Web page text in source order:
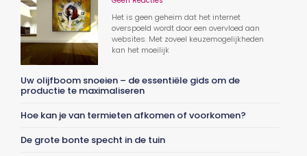
Het is geen geheim dat het internet
overspoeld wordt door een overvloed aan
websites. Met zoveel keuzemogelijkheden
kan het moeilijk
Uw olijfboom snoeien – de essentiële gids om de
productie te maximaliseren
Hoe kan je van termieten afkomen of voorkomen?
De grote bonte specht in de tuin